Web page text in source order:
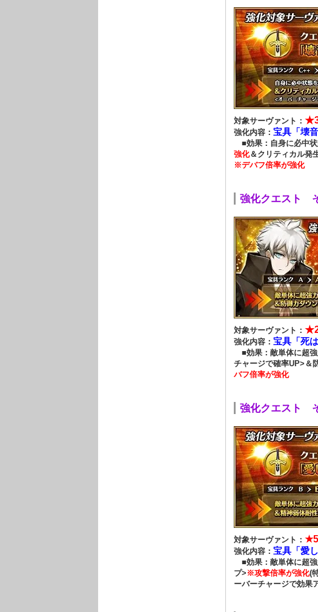
対象サーヴァント： ★3
強化内容： 宝具「壊
■効果：自身に必中状
強化＆クリティカル発
※デバフ倍率が強化
強化クエスト
対象サーヴァント： ★2
強化内容： 宝具「死
■効果：敵単体に超
チャージで確率UP>＆
バフ倍率が強化
強化クエスト
対象サーヴァント： ★5
強化内容： 宝具「愛
■効果：敵単体に超強
プ> ※攻撃倍率が強化(
ーバーチャージで効果